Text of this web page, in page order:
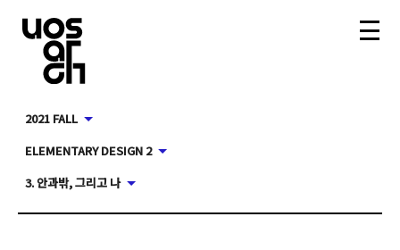
2021 FALL
ELEMENTARY DESIGN 2
3. 안과밖, 그리고 나